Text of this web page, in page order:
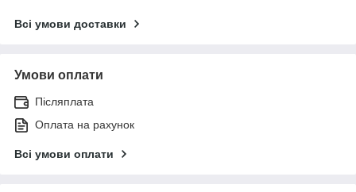
Всі умови доставки
Умови оплати
Післяплата
Оплата на рахунок
Всі умови оплати